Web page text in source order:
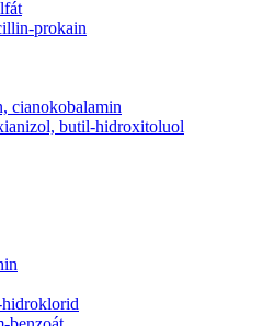
prokain
cianokobalamin
butil-hidroxitoluol